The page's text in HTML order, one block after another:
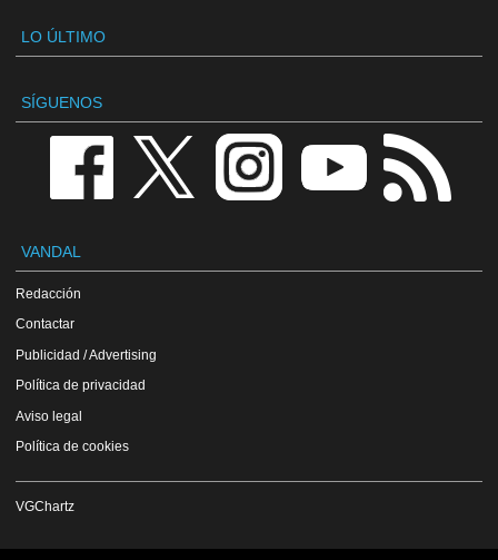
LO ÚLTIMO
SÍGUENOS
VANDAL
Redacción
Contactar
Publicidad / Advertising
Política de privacidad
Aviso legal
Política de cookies
VGChartz